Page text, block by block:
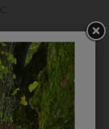
Sehr vielseitig
1 Stück